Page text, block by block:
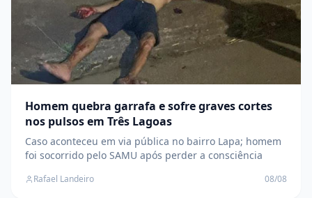
Homem quebra garrafa e sofre graves cortes
nos pulsos em Três Lagoas
Caso aconteceu em via pública no bairro Lapa; homem
foi socorrido pelo SAMU após perder a consciência
Rafael Landeiro 08/08